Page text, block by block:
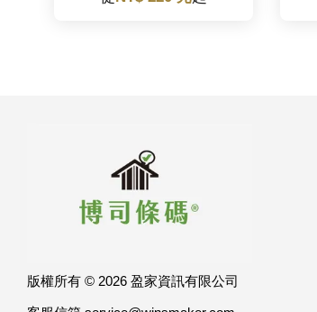
版權所有 © 2026 盈家資訊有限公司